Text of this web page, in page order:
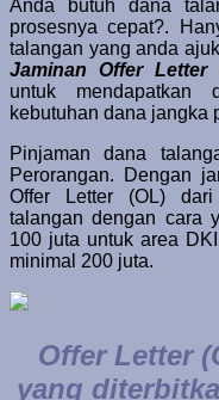
Anda butuh dana
prosesnya cepat?.
talangan yang anda
Jaminan Offer
untuk mendapatkan
kebutuhan dana jangka
Pinjaman dana
Perorangan. Dengan
Offer Letter (OL)
talangan dengan cara
100 juta untuk area
minimal 200 juta.
Offer Letter
yang